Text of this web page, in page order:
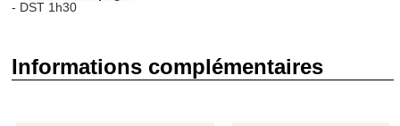
ont collectées lors de votre utilisation de leurs services.
- DST 1h30
Informations complémentaires